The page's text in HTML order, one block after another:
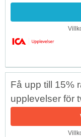
Få upp till 15%
upplevelser för